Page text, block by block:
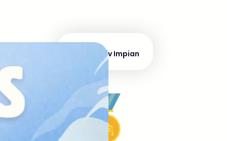
Masuk Univ Impian